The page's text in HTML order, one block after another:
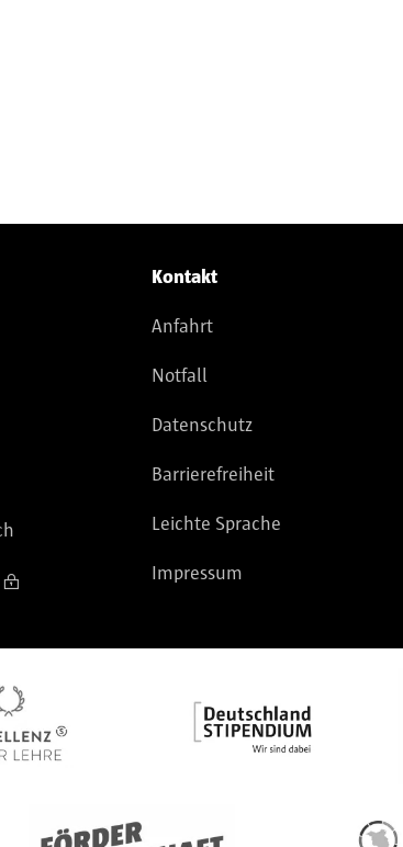
Kontakt
Anfahrt
Notfall
Datenschutz
Barrierefreiheit
Leichte Sprache
Impressum